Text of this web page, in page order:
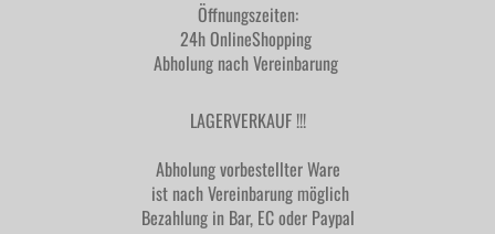
Öffnungszeiten:
24h OnlineShopping
Abholung nach Vereinbarung
LAGERVERKAUF !!!
Abholung vorbestellter Ware
ist nach Vereinbarung möglich
Bezahlung in Bar, EC oder Paypal